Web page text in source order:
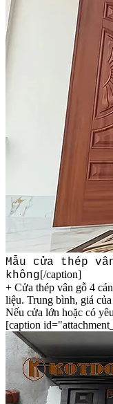
Mẫu cửa thép
không[/caption]
+ Cửa thép vân gỗ 4
liệu. Trung bình, giá
Nếu cửa lớn hoặc có
[caption